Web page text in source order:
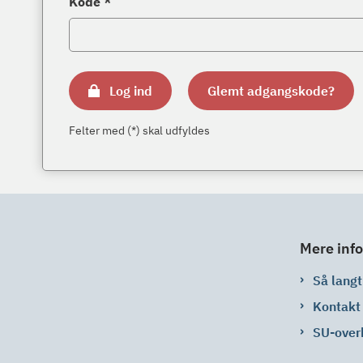
Log ind Glemt adgangskode?
Felter med (*) skal udfyldes
Mere info
Så
Kontakt
SU-